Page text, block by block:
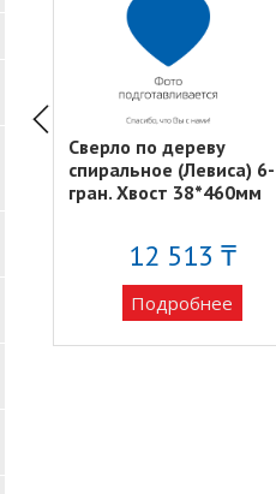
Сверло по дереву
спиральное (Левиса) 6-
гран. Хвост 38*460мм
12 513 ₸
Подробнее